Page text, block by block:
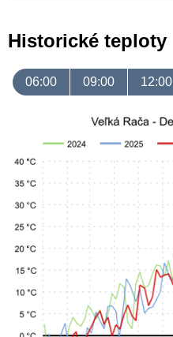
Historické teploty
06:00 09:00 12:00